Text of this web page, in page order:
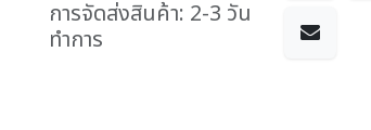
การจัดส่งสินค้า: 2-3 วัน
ทำการ